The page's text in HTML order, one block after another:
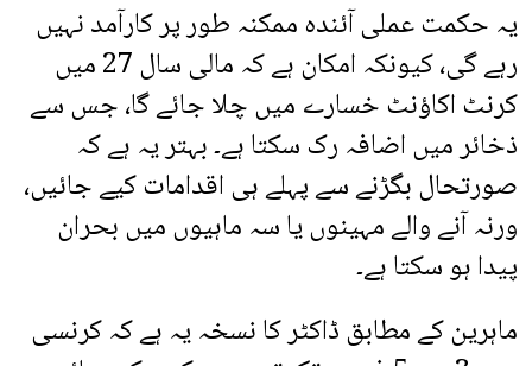
یہ حکمت عملی آئندہ ممکنہ طور پر کارآمد نہیں
رہے گی، کیونکہ امکان ہے کہ مالی سال 27 میں
کرنٹ اکاؤنٹ خسارے میں چلا جائے گا، جس سے
ذخائر میں اضافہ رک سکتا ہے۔ بہتر یہ ہے کہ
صورتحال بگڑنے سے پہلے ہی اقدامات کیے جائیں،
ورنہ آنے والے مہینوں یا سہ ماہیوں میں بحران
پیدا ہو سکتا ہے۔
ماہرین کے مطابق ڈاکٹر کا نسخہ یہ ہے کہ کرنسی